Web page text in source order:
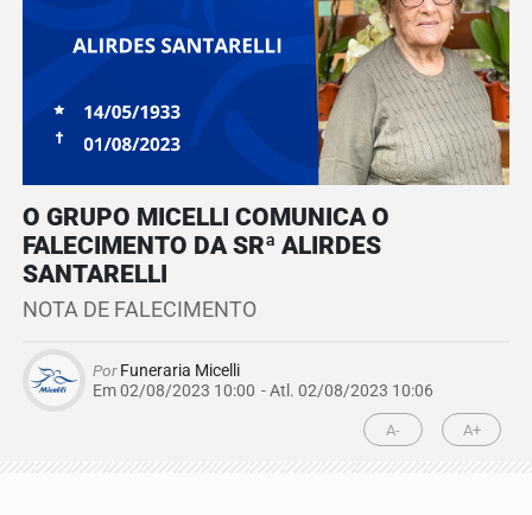
O GRUPO MICELLI COMUNICA O
FALECIMENTO DA SRª ALIRDES
SANTARELLI
NOTA DE FALECIMENTO
PorFuneraria Micelli
Em 02/08/2023 10:00 - Atl. 02/08/2023 10:06
A- A+